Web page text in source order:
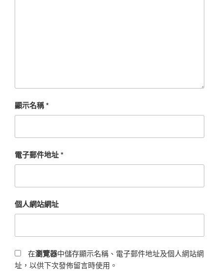
顯示名稱*
電子郵件地址*
個人網站網址
在瀏覽器中儲存顯示名稱、電子郵件地址及個人網站網
址，以供下次發佈留言時使用。